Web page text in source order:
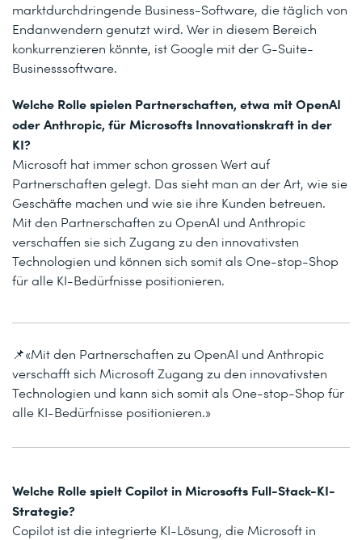
marktdurchdringende Business-Software, die täglich von
Endanwendern genutzt wird. Wer in diesem Bereich
konkurrenzieren könnte, ist Google mit der G-Suite-
Businesssoftware.
Welche Rolle spielen Partnerschaften, etwa mit OpenAI
oder Anthropic, für Microsofts Innovationskraft in der
KI?
Microsoft hat immer schon grossen Wert auf
Partnerschaften gelegt. Das sieht man an der Art, wie sie
Geschäfte machen und wie sie ihre Kunden betreuen.
Mit den Partnerschaften zu OpenAI und Anthropic
verschaffen sie sich Zugang zu den innovativsten
Technologien und können sich somit als One-stop-Shop
für alle KI-Bedürfnisse positionieren.
📌«Mit den Partnerschaften zu OpenAI und Anthropic
verschafft sich Microsoft Zugang zu den innovativsten
Technologien und kann sich somit als One-stop-Shop für
alle KI-Bedürfnisse positionieren.»
Welche Rolle spielt Copilot in Microsofts Full-Stack-KI-
Strategie?
Copilot ist die integrierte KI-Lösung, die Microsoft in